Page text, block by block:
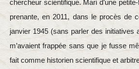
chercheur scientifique. Mari d’une
prenante, en 2011, dans le procès de
janvier 1945 (sans parler des initiatives
m’avaient frappée sans que je fusse
fait comme historien scientifique et